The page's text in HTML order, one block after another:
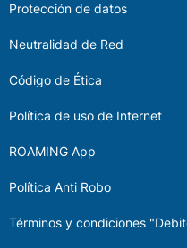
Protección de datos
Neutralidad de Red
Código de Ética
Política de uso de Internet
ROAMING App
Política Anti Robo
Términos y condiciones